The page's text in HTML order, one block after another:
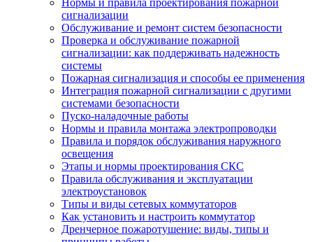
Нормы и правила проектирования пожарной
сигнализации
Обслуживание и ремонт систем безопасности
Проверка и обслуживание пожарной
сигнализации: как поддерживать надежность
системы
Пожарная сигнализация и способы ее применения
Интеграция пожарной сигнализации с другими
системами безопасности
Пуско-наладочные работы
Нормы и правила монтажа электропроводки
Правила и порядок обслуживания наружного
освещения
Этапы и нормы проектирования СКС
Правила обслуживания и эксплуатации
электроустановок
Типы и виды сетевых коммутаторов
Как установить и настроить коммутатор
Дренчерное пожаротушение: виды, типы и